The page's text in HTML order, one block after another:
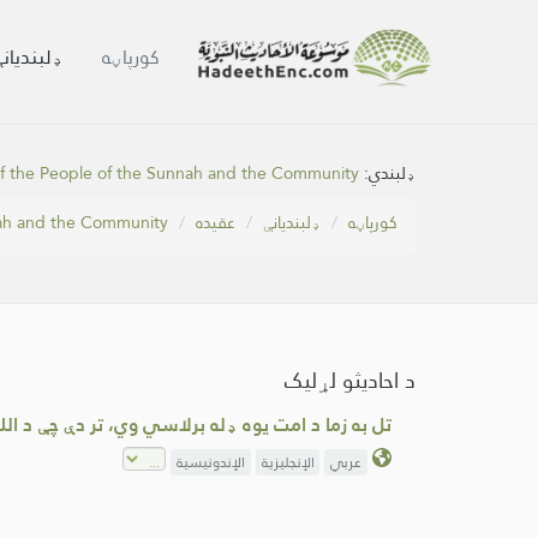
کور‌پاڼه
ډلبندي:the People of the Sunnah and the Community
کور‌پاڼه
ډلبندیانې عقیده and the Community
د احادیثو لړلیک
تل به زما د امت یوه ډله برلاسي وي، تر دې چې د
عربي الإنجليزية الإندونيسية